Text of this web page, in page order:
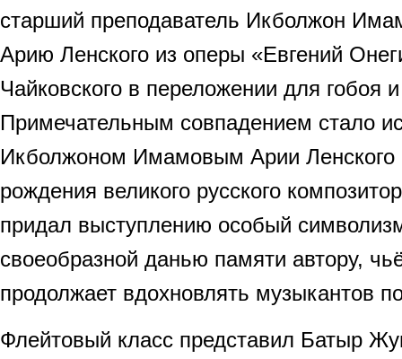
старший преподаватель Икболжон
Арию Ленского из оперы «Евгений
Чайковского в переложении для гобоя
Примечательным совпадением стало
Икболжоном Имамовым Арии Ленского
рождения великого русского
придал выступлению особый
своеобразной данью памяти автору,
продолжает вдохновлять музыкантов
Флейтовый класс представил Батыр